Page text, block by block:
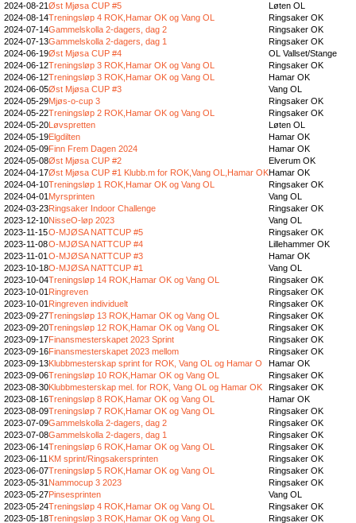
2024-08-21Øst Mjøsa CUP #5
Løten OL
2024-08-14Treningsløp 4 ROK,Hamar OK og Vang OL
Ringsaker OK
2024-07-14Gammelskolla 2-dagers, dag 2
Ringsaker OK
2024-07-13Gammelskolla 2-dagers, dag 1
Ringsaker OK
2024-06-19Øst Mjøsa CUP #4
OL Vallset/Stange
2024-06-12Treningsløp 3 ROK,Hamar OK og Vang OL
Ringsaker OK
2024-06-12Treningsløp 3 ROK,Hamar OK og Vang OL
Hamar OK
2024-06-05Øst Mjøsa CUP #3
Vang OL
2024-05-29Mjøs-o-cup 3
Ringsaker OK
2024-05-22Treningsløp 2 ROK,Hamar OK og Vang OL
Ringsaker OK
2024-05-20Løvspretten
Løten OL
2024-05-19Elgdilten
Hamar OK
2024-05-09Finn Frem Dagen 2024
Hamar OK
2024-05-08Øst Mjøsa CUP #2
Elverum OK
2024-04-17Øst Mjøsa CUP #1 Klubb.m for ROK,Vang OL,Hamar OKHamar OK
2024-04-10Treningsløp 1 ROK,Hamar OK og Vang OL
Ringsaker OK
2024-04-01 Myrsprinten
Vang OL
2024-03-23Ringsaker Indoor Challenge
Ringsaker OK
2023-12-10NisseO-løp 2023
Vang OL
2023-11-15O-MJØSA NATTCUP #5
Ringsaker OK
2023-11-08O-MJØSA NATTCUP #4
Lillehammer OK
2023-11-01 O-MJØSA NATTCUP #3
Hamar OK
2023-10-18O-MJØSA NATTCUP #1
Vang OL
2023-10-04Treningsløp 14 ROK,Hamar OK og Vang OL
Ringsaker OK
2023-10-01 Ringreven
Ringsaker OK
2023-10-01 Ringreven individuelt
Ringsaker OK
2023-09-27Treningsløp 13 ROK,Hamar OK og Vang OL
Ringsaker OK
2023-09-20Treningsløp 12 ROK,Hamar OK og Vang OL
Ringsaker OK
2023-09-17Finansmesterskapet 2023 Sprint
Ringsaker OK
2023-09-16Finansmesterskapet 2023 mellom
Ringsaker OK
2023-09-13Klubbmesterskap sprint for ROK, Vang OL og Hamar O
Hamar OK
2023-09-06Treningsløp 10 ROK,Hamar OK og Vang OL
Ringsaker OK
2023-08-30Klubbmesterskap mel. for ROK, Vang OL og Hamar OK
Ringsaker OK
2023-08-16Treningsløp 8 ROK,Hamar OK og Vang OL
Hamar OK
2023-08-09Treningsløp 7 ROK,Hamar OK og Vang OL
Ringsaker OK
2023-07-09Gammelskolla 2-dagers, dag 2
Ringsaker OK
2023-07-08Gammelskolla 2-dagers, dag 1
Ringsaker OK
2023-06-14Treningsløp 6 ROK,Hamar OK og Vang OL
Ringsaker OK
2023-06-11 KM sprint/Ringsakersprinten
Ringsaker OK
2023-06-07Treningsløp 5 ROK,Hamar OK og Vang OL
Ringsaker OK
2023-05-31 Nammocup 3 2023
Ringsaker OK
2023-05-27Pinsesprinten
Vang OL
2023-05-24Treningsløp 4 ROK,Hamar OK og Vang OL
Ringsaker OK
2023-05-18Treningsløp 3 ROK,Hamar OK og Vang OL Ringsaker OK